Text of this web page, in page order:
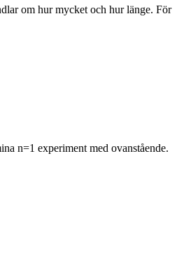
om hur mycket och hur länge. För
n=1 experiment med ovanstående.